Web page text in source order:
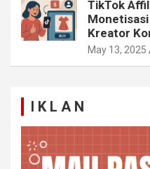
TikTok
Kreator
May 13, 2025
I K L A N